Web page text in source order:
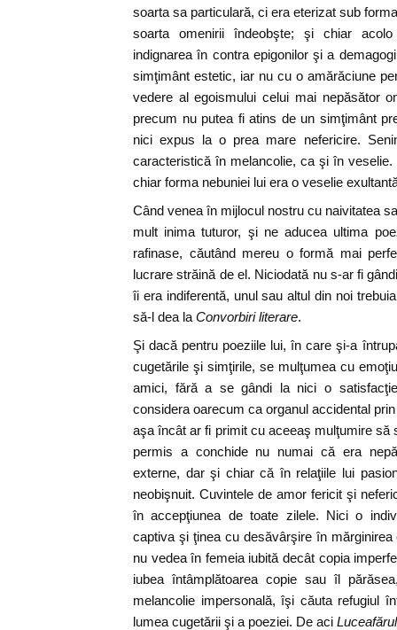
soarta sa particulară, ci era eterizat sub
soarta omenirii îndeobşte; şi chiar
indignarea în contra epigonilor şi a
simţimânt estetic, iar nu cu o amărăciune
vedere al egoismului celui mai nepăsător
precum nu putea fi atins de un simţimânt
nici expus la o prea mare nefericire.
caracteristică în melancolie, ca şi în
chiar forma nebuniei lui era o veselie
Când venea în mijlocul nostru cu naivitatea
mult inima tuturor, şi ne aducea ultima
rafinase, căutând mereu o formă mai
lucrare străină de el. Niciodată nu s-ar fi
îi era indiferentă, unul sau altul din noi
să-l dea la Convorbiri literare.
Şi dacă pentru poeziile lui, în care şi-a
cugetările şi simţirile, se mulţumea cu
amici, fără a se gândi la nici o
considera oarecum ca organul accidental
aşa încât ar fi primit cu aceeaş mulţumire să
permis a conchide nu numai că era
externe, dar şi chiar că în relaţiile lui
neobişnuit. Cuvintele de amor fericit şi
în accepţiunea de toate zilele. Nici o
captiva şi ţinea cu desăvârşire în
nu vedea în femeia iubită decât copia
iubea întâmplătoarea copie sau îl
melancolie impersonală, îşi căuta refugiul
lumea cugetării şi a poeziei. De aci Luceafărul